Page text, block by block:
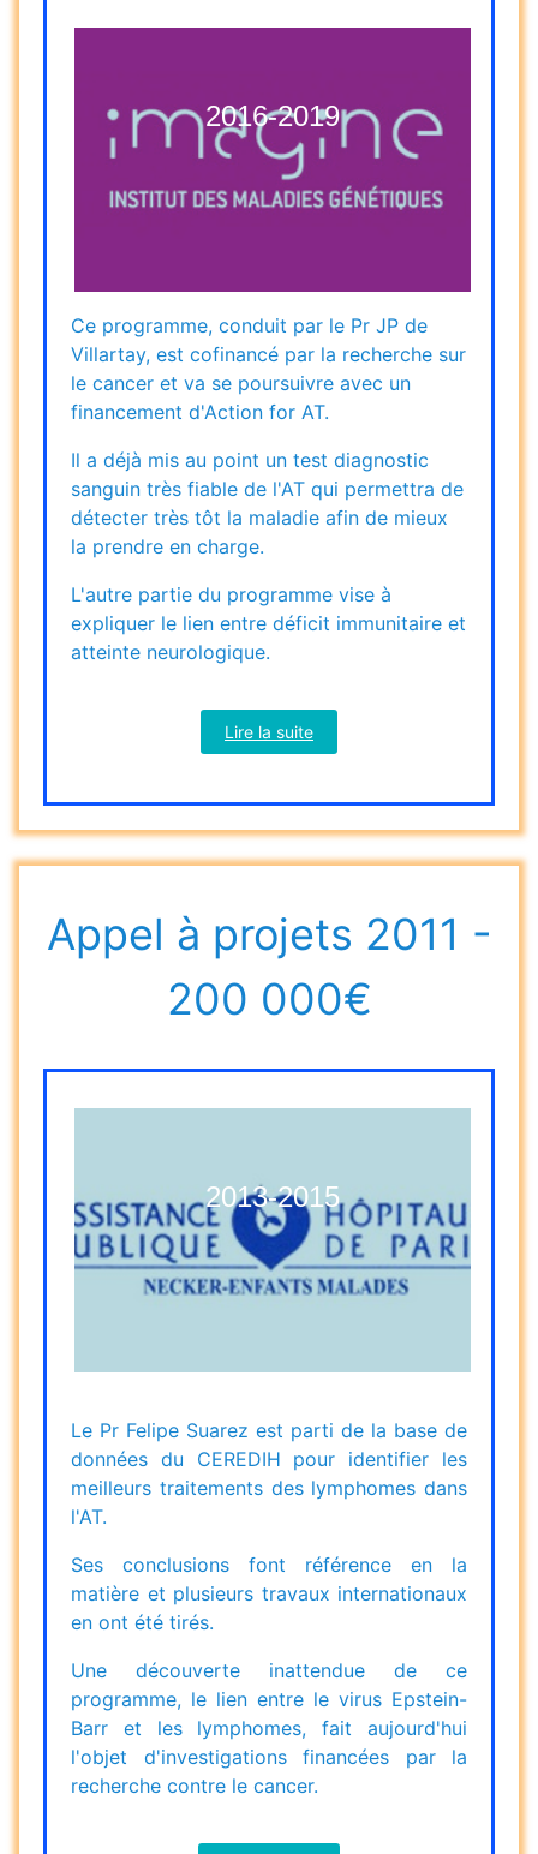
2016-2019
Ce programme, conduit par le Pr JP de
Villartay, est cofinancé par la recherche sur
le cancer et va se poursuivre avec un
financement d'Action for AT.
Il a déjà mis au point un test diagnostic
sanguin très fiable de l'AT qui permettra de
détecter très tôt la maladie afin de mieux
la prendre en charge.
L'autre partie du programme vise à
expliquer le lien entre déficit immunitaire et
atteinte neurologique.
Lire la suite
Appel à projets 2011 -
200 000€
2013-2015
Le Pr Felipe Suarez est parti de la base de
données du CEREDIH pour identifier les
meilleurs traitements des lymphomes dans
l'AT.
Ses conclusions font référence en la
matière et plusieurs travaux internationaux
en ont été tirés.
Une découverte inattendue de ce
programme, le lien entre le virus Epstein-
Barr et les lymphomes, fait aujourd'hui
l'objet d'investigations financées par la
recherche contre le cancer.